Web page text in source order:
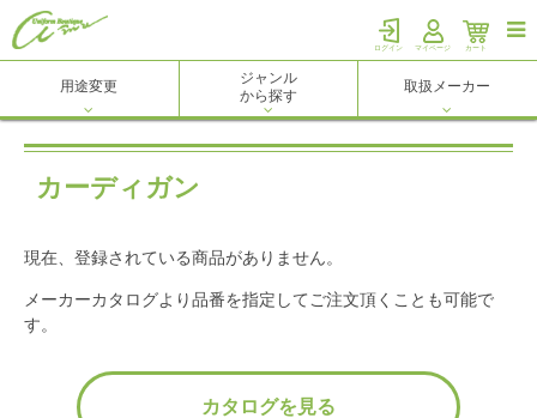

ログイン マイページ カート
用途変更
ジャンル
から探す
取扱メーカー
カーディガン
現在、登録されている商品がありません。
メーカーカタログより品番を指定してご注文頂くことも可能で
す。
カタログを見る